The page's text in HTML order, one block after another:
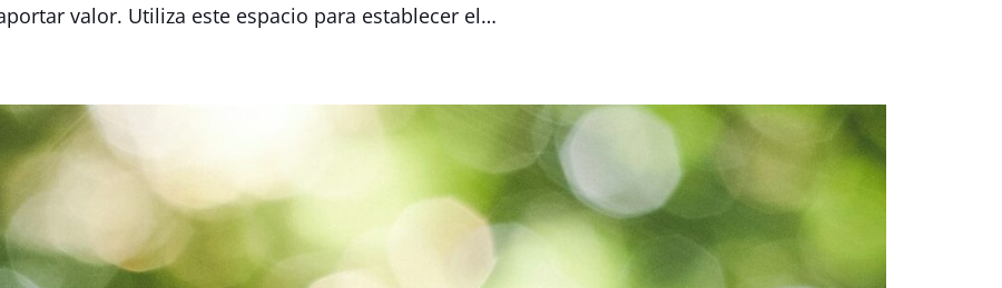
valor. Utiliza este espacio para establecer el…